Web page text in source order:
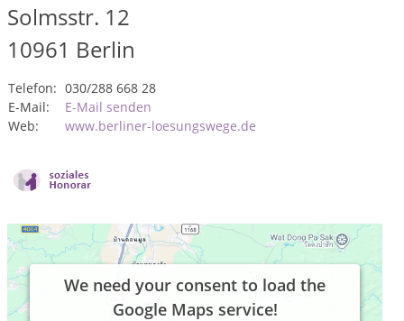
Solmsstr. 12
10961 Berlin
Telefon: 030/288 668 28
E-Mail:
E-Mail senden
Web:
www.berliner-loesungswege.de
We need your consent to load the
Google Maps service!